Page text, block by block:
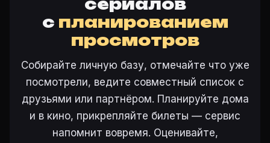
сериалов
с планированием
просмотров
Собирайте личную базу, отмечайте что уже
посмотрели, ведите совместный список с
друзьями или партнёром. Планируйте дома
и в кино, прикрепляйте билеты — сервис
напомнит вовремя. Оценивайте,